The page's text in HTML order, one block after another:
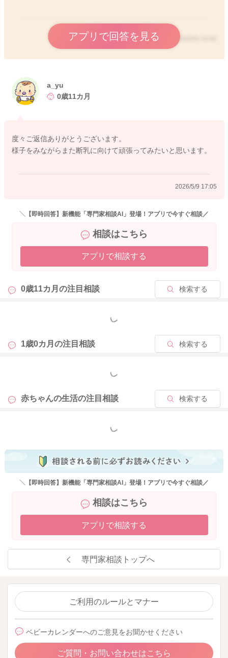
アプリで回答を見る 2026/5/9 13:40
a_yu
0歳11カ月
度々ご返信ありがとうございます。
様子をみながらまた断乳に向けて頑張ってみたいと思います。
2026/5/9 17:05
＼【即時回答】新機能「専門家相談AI」登場！アプリで今すぐ相談／
相談はこちら
アプリで相談する
0歳11カ月の注目相談 検索する
もっと見る
1歳0カ月の注目相談 検索する
もっと見る
赤ちゃんの生活の注目相談 検索する
もっと見る
＼【即時回答】新機能「専門家相談AI」登場！アプリで今すぐ相談／
相談はこちら
アプリで相談する
専門家相談トップへ
ご利用のルールとマナー
ベビーカレンダーへのご意見をお聞かせください
ご質問・お問い合わせはこちら